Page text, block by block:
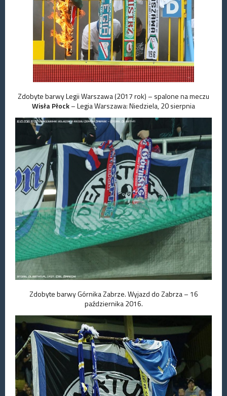
Zdobyte barwy Legii Warszawa (2017 rok) – spalone na meczu
Wisła Płock– Legia Warszawa: Niedziela, 20 sierpnia
Zdobyte barwy Górnika Zabrze. Wyjazd do Zabrza – 16
października 2016.